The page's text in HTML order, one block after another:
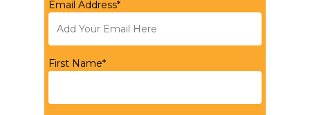
Email Address*
First Name*